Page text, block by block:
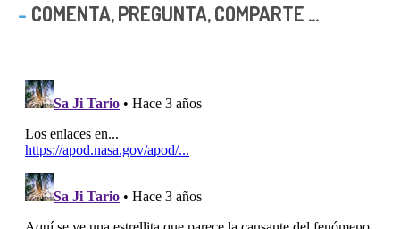
COMENTA, PREGUNTA, COMPARTE ...